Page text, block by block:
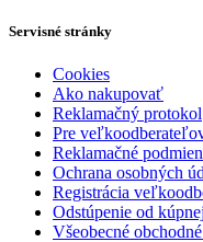
Servisné stránky
Cookies
Ako nakupovať
Reklamačný protokol
Pre
Reklamačné
Ochrana osobných
Registrácia
Odstúpenie od
Všeobecné